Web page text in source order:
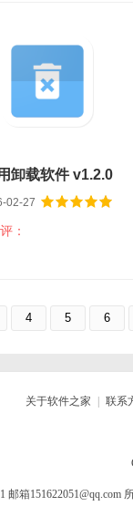
版 v13.2.0.301
平台：安卓
卸载软件 v1.2.0
02-27
：
查看详情
4 5 6
关于软件之家 联系
邮箱151622051@qq.com